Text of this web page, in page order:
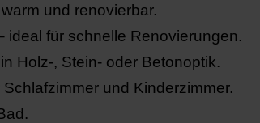
und renovierbar.
ideal für schnelle Renovierungen.
Holz-, Stein- oder Betonoptik.
und Kinderzimmer.